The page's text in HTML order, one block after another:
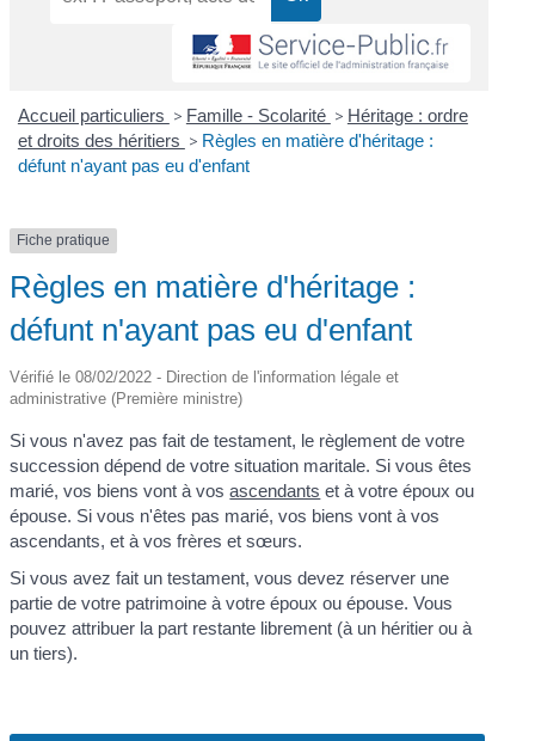
Accueil particuliers > Famille - Scolarité > Héritage : ordre
et droits des héritiers > Règles en matière d'héritage :
défunt n'ayant pas eu d'enfant
Fiche pratique
Règles en matière d'héritage :
défunt n'ayant pas eu d'enfant
Vérifié le 08/02/2022 - Direction de l'information légale et
administrative (Première ministre)
Si vous n'avez pas fait de testament, le règlement de votre
succession dépend de votre situation maritale. Si vous êtes
marié, vos biens vont à vosascendants et à votre époux ou
épouse. Si vous n'êtes pas marié, vos biens vont à vos
ascendants, et à vos frères et sœurs.
Si vous avez fait un testament, vous devez réserver une
partie de votre patrimoine à votre époux ou épouse. Vous
pouvez attribuer la part restante librement (à un héritier ou à
un tiers).